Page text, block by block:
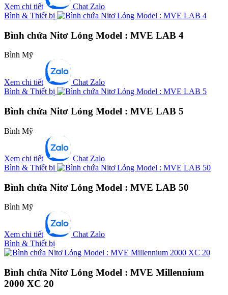
Xem chi tiết
Chat Zalo
Bình & Thiết bị
Bình chứa Nitơ Lỏng Model : MVE LAB 4
Bình Mỹ
Xem chi tiết
Chat Zalo
Bình & Thiết bị
Bình chứa Nitơ Lỏng Model : MVE LAB 5
Bình Mỹ
Xem chi tiết
Chat Zalo
Bình & Thiết bị
Bình chứa Nitơ Lỏng Model : MVE LAB 50
Bình Mỹ
Xem chi tiết
Chat Zalo
Bình & Thiết bị
Bình chứa Nitơ Lỏng Model : MVE Millennium
2000 XC 20